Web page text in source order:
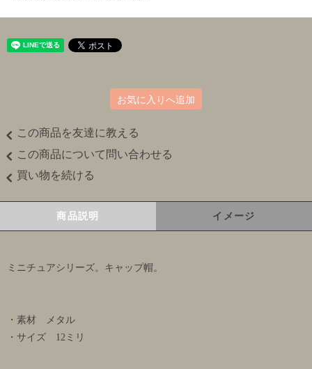
お気に入りへ追加
この商品を友達に教える
この商品について問い合わせる
買い物を続ける
商品説明 イメージ
ミニチュアシリーズ。キャップ帽。
・素材 メタル
・サイズ 12ミリ